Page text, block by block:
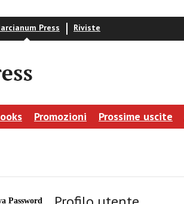
Press Riviste
Promozioni Prossime uscite
Password